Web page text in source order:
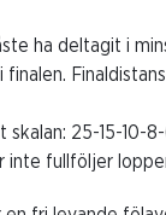
ha deltagit i
finalen.
25-15-
inte fullföljer